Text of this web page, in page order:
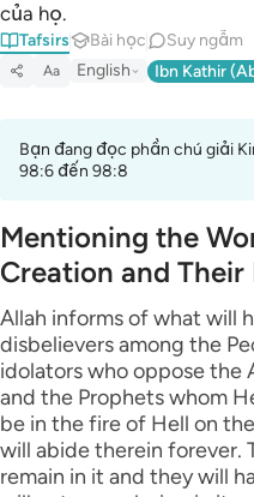
của họ.
Tafsirs Bài học Suy ngẫm
Aa English Ibn Kathir
Bạn đang đọc phần chú giải
98:6 đến 98:8
Mentioning the
Creation and Their
Allah informs of what will
disbelievers among the
idolators who oppose the
and the Prophets whom
be in the fire of Hell on
will abide therein forever.
remain in it and they will